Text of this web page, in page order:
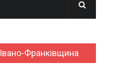
Франківщина